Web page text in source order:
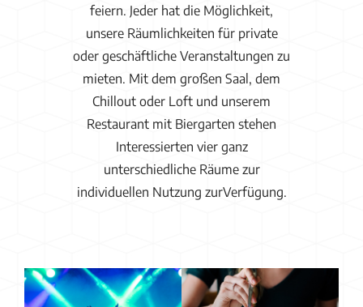
feiern. Jeder hat die Möglichkeit,
unsere Räumlichkeiten für private
oder geschäftliche Veranstaltungen zu
mieten. Mit dem großen Saal, dem
Chillout oder Loft und unserem
Restaurant mit Biergarten stehen
Interessierten vier ganz
unterschiedliche Räume zur
individuellen Nutzung zurVerfügung.